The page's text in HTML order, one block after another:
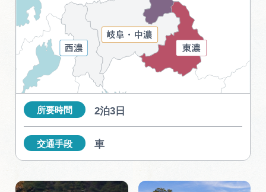
早わかり岐阜
買い物・お土産
体験予約サイト「ＶＩＳＩＴ岐阜県」
岐阜県まるごと観光エリアガイド
岐阜県観光データベース
所要時間 2泊3日
交通手段 車